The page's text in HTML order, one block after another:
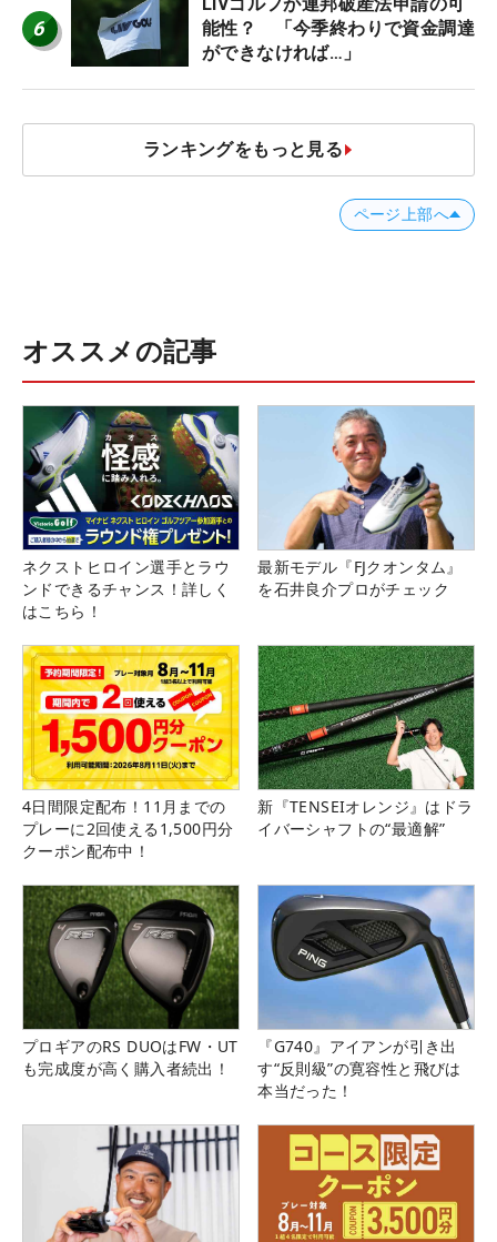
6
能性？ 「今季終わりで資金調達
ができなければ…」
ランキングをもっと見る
ページ上部へ
オススメの記事
ネクストヒロイン選手とラウ
ンドできるチャンス！詳しく
はこちら！
最新モデル『FJクオンタム』
を石井良介プロがチェック
4日間限定配布！11月までの
プレーに2回使える1,500円分
クーポン配布中！
新『TENSEIオレンジ』はドラ
イバーシャフトの“最適解”
プロギアのRS DUOはFW・UT
も完成度が高く購入者続出！
『G740』アイアンが引き出
す“反則級”の寛容性と飛びは
本当だった！